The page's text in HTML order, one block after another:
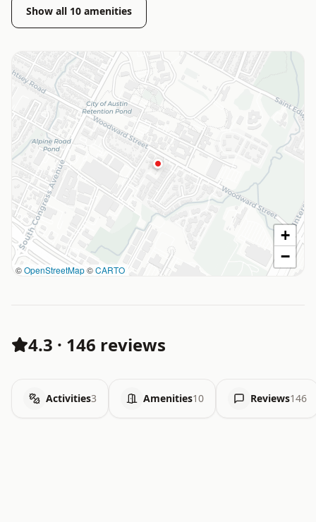
Show all 10 amenities
©OpenStreetMap©CARTO
+
−
4.3 · 146 reviews
Activities3 Amenities10 Reviews146